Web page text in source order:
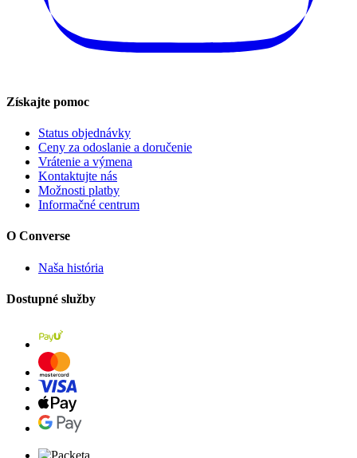
Získajte pomoc
Status objednávky
Ceny za odoslanie a doručenie
Vrátenie a výmena
Kontaktujte nás
Možnosti platby
Informačné centrum
O Converse
Naša história
Dostupné služby